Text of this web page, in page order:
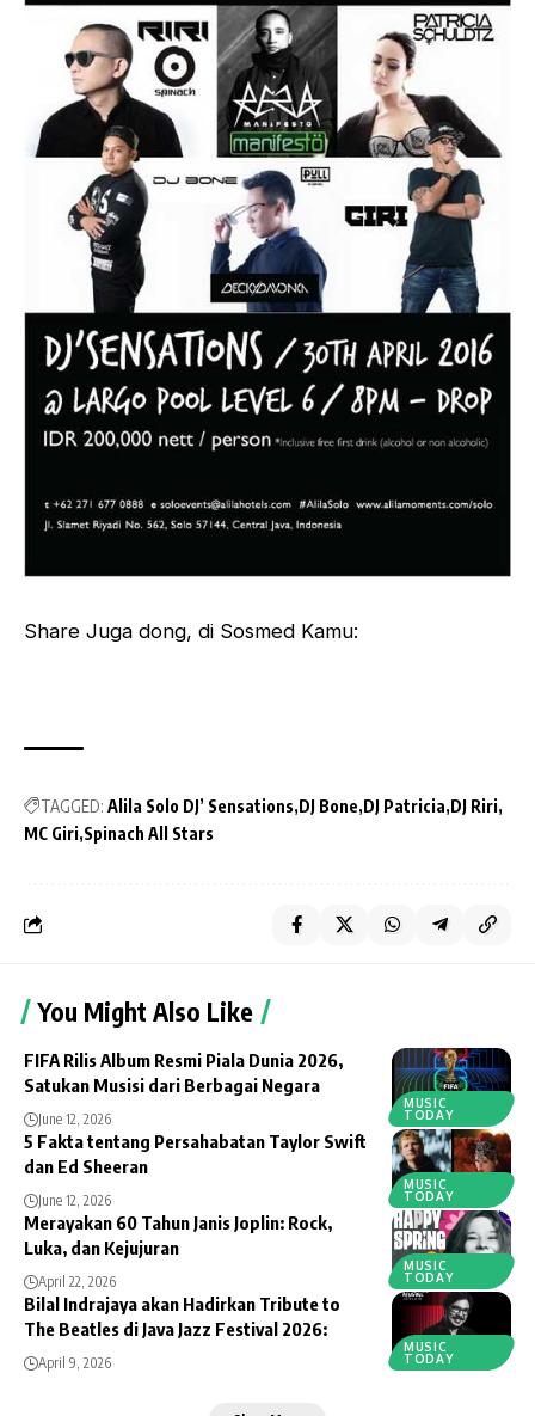
Share Juga dong, di Sosmed Kamu:
TAGGED: Alila Solo DJ’ Sensations DJ Bone DJ Patricia DJ Riri
MC Giri Spinach All Stars
You Might Also Like
MUSIC
TODAY
FIFA Rilis Album Resmi Piala Dunia 2026,
Satukan Musisi dari Berbagai Negara
June 12, 2026
MUSIC
TODAY
5 Fakta tentang Persahabatan Taylor Swift
dan Ed Sheeran
June 12, 2026
MUSIC
TODAY
Merayakan 60 Tahun Janis Joplin: Rock,
Luka, dan Kejujuran
April 22, 2026
MUSIC
TODAY
Bilal Indrajaya akan Hadirkan Tribute to
The Beatles di Java Jazz Festival 2026:
April 9, 2026